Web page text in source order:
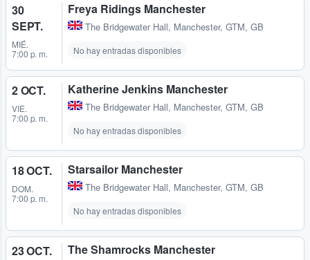
30
SEPT.
MIÉ.
7:00 p. m.
Freya Ridings Manchester
The Bridgewater Hall, Manchester, GTM, GB
No hay entradas disponibles
2 OCT.
VIE.
7:00 p. m.
Katherine Jenkins Manchester
The Bridgewater Hall, Manchester, GTM, GB
No hay entradas disponibles
18 OCT.
DOM.
7:00 p. m.
Starsailor Manchester
The Bridgewater Hall, Manchester, GTM, GB
No hay entradas disponibles
23 OCT. The Shamrocks Manchester